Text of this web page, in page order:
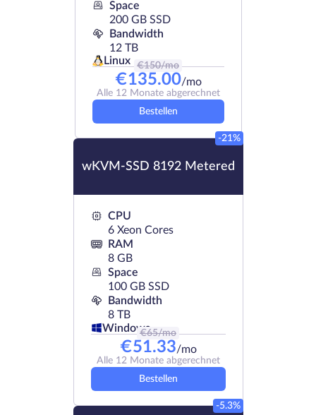
Space
200 GB SSD
Bandwidth
12 TB
Linux
€150/mo
€135.00/mo
Alle 12 Monate abgerechnet
Bestellen
wKVM-SSD 8192 Metered
-21%
CPU
6 Xeon Cores
RAM
8 GB
Space
100 GB SSD
Bandwidth
8 TB
Windows
€65/mo
€51.33/mo
Alle 12 Monate abgerechnet
Bestellen
-5.3%